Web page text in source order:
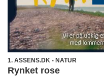
1. ASSENS.DK - NATUR
Rynket rose